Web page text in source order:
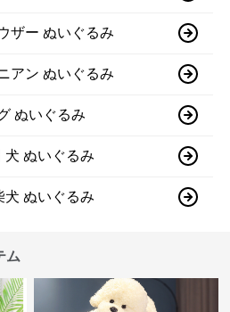
ザー ぬいぐるみ
アン ぬいぐるみ
ぬいぐるみ
犬 ぬいぐるみ
犬 ぬいぐるみ
ム